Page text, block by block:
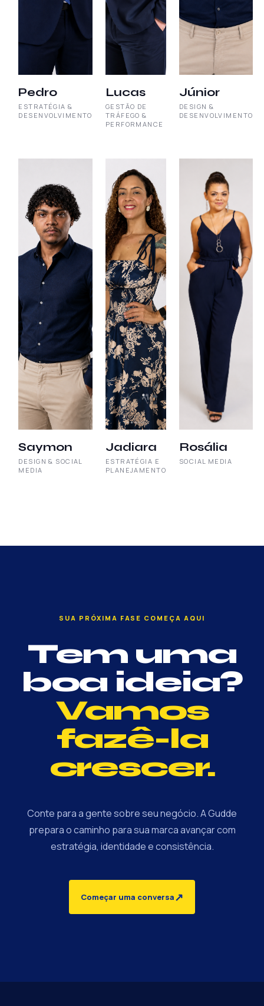
Pedro
ESTRATÉGIA &
DESENVOLVIMENTO
Lucas
GESTÃO DE
TRÁFEGO &
PERFORMANCE
Júnior
DESIGN &
DESENVOLVIMENTO
Saymon
DESIGN & SOCIAL
MEDIA
Jadiara
ESTRATÉGIA E
PLANEJAMENTO
Rosália
SOCIAL MEDIA
SUA PRÓXIMA FASE COMEÇA AQUI
Tem uma
boa ideia?
Vamos
fazê-la
crescer.
Conte para a gente sobre seu negócio. A Gudde
prepara o caminho para sua marca avançar com
estratégia, identidade e consistência.
Começar uma conversa↗